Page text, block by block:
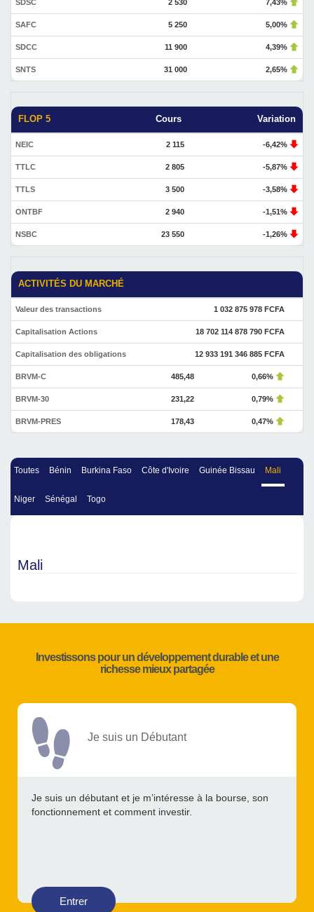
SDSC 2 530 7,43%
SAFC 5 250 5,00%
SDCC 11 900 4,39%
SNTS 31 000 2,65%
FLOP 5 Cours Variation
NEIC 2 115 -6,42%
TTLC 2 805 -5,87%
TTLS 3 500 -3,58%
ONTBF 2 940 -1,51%
NSBC 23 550 -1,26%
ACTIVITÉS DU MARCHÉ
Valeur des transactions 1 032 875 978 FCFA
Capitalisation Actions 18 702 114 878 790 FCFA
Capitalisation des obligations 12 933 191 346 885 FCFA
BRVM-C 485,48 0,66%
BRVM-30 231,22 0,79%
BRVM-PRES 178,43 0,47%
Toutes Bénin Burkina Faso Côte d'Ivoire Guinée Bissau Mali
Niger Sénégal Togo
Mali
Investissons pour un développement durable et une
richesse mieux partagée
Je suis un Débutant
Je suis un débutant et je m’intéresse à la bourse, son
fonctionnement et comment investir.
Entrer